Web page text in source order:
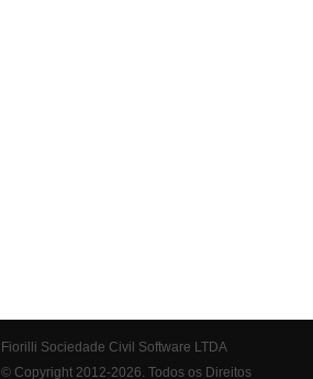
Fiorilli Sociedade Civil Software LTDA
© Copyright 2012-2026. Todos os Direitos